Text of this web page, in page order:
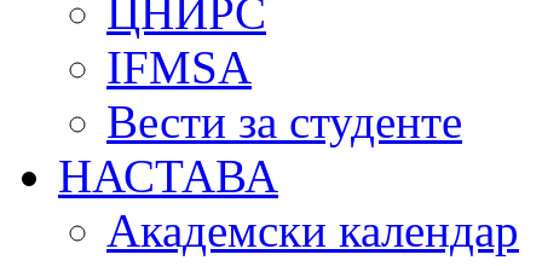
ЦНИРС
IFMSA
Вести за студенте
НАСТАВА
Академски календар